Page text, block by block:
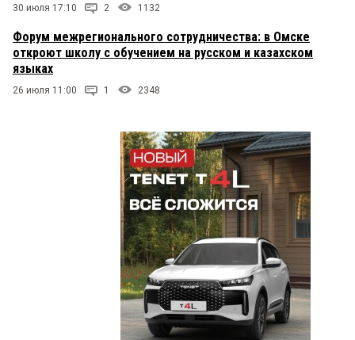
30 июля 17:10 2 1132
Форум межрегионального сотрудничества: в Омске
откроют школу с обучением на русском и казахском
языках
26 июля 11:00 1 2348